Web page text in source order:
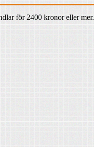
för 2400 kronor eller mer.